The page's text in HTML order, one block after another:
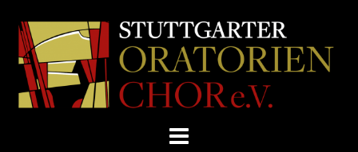
SkipHome Unkategorisiert » /